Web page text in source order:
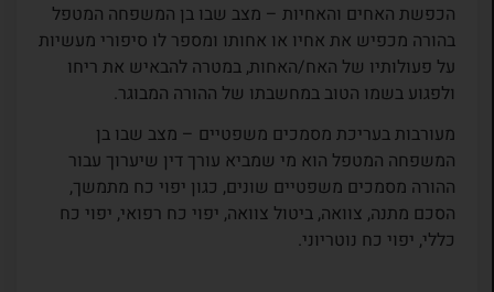
הכפשת האחים והאחיות – מצב שבו בן המשפחה המטפל
בהורה מכפיש את אחיו או אחותו ומספר לו סיפורי מעשיות
על פעולותיו של האח/האחות, במטרה להבאיש את ריחו
ולפגוע בשמו הטוב במחשבתו של ההורה המבוגר.
מעורבות בעריכת מסמכים משפטיים – מצב שבו בן
המשפחה המטפל הוא מי שמביא עורך דין שיערוך עבור
ההורה מסמכים משפטיים שונים, כגון יפוי כח מתמשך,
הסכם מתנה, צוואה, ביטול צוואה, יפוי כח רפואי, יפוי כח
כללי, יפוי כח נוטריוני.